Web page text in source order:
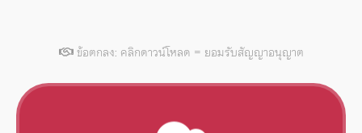
ข้อตกลง: คลิกดาวน์โหลด = ยอมรับสัญญาอนุญาต